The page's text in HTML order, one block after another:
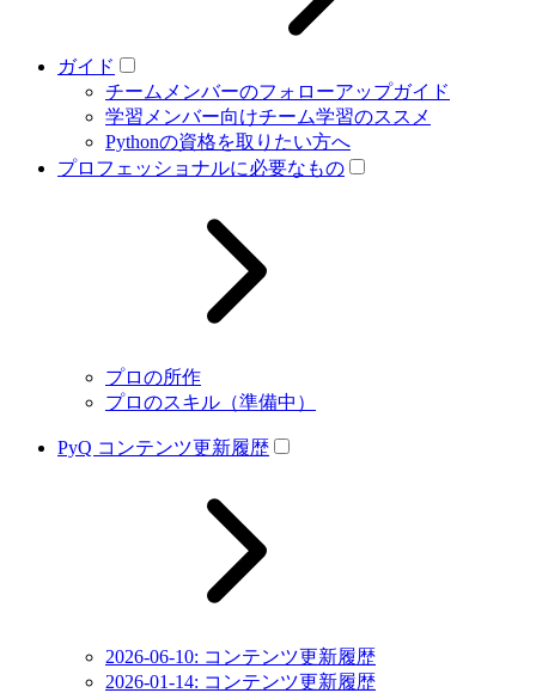
ガイド
チームメンバーのフォローアップガイド
学習メンバー向けチーム学習のススメ
Pythonの資格を取りたい方へ
プロフェッショナルに必要なもの
プロの所作
プロのスキル（準備中）
PyQ コンテンツ更新履歴
2026-06-10: コンテンツ更新履歴
2026-01-14: コンテンツ更新履歴